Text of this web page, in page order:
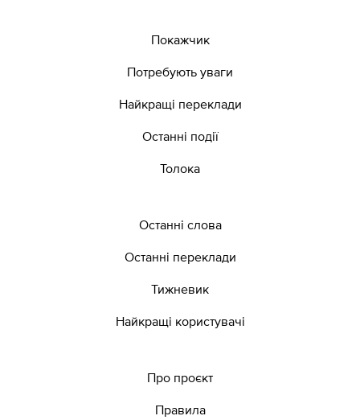
Покажчик
Потребують уваги
Найкращі переклади
Останні події
Толока
Останні слова
Останні переклади
Тижневик
Найкращі користувачі
Про проєкт
Правила